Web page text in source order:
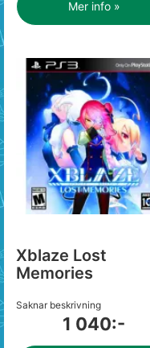
Mer info »
Xblaze Lost
Memories
Saknar beskrivning
1 040:-